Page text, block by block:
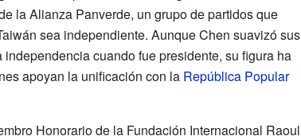
la Alianza Panverde, un grupo de partidos que
sea independiente. Aunque Chen suavizó sus
cuando fue presidente, su figura ha
apoyan la unificación con la República Popular
Honorario de la Fundación Internacional Raoul